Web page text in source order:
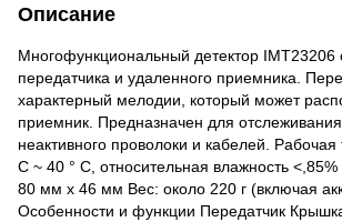
Описание
Многофункциональный детектор IMT23206
передатчика и удаленного приемника.
характерный мелодии, который может
приемник. Предназначен для
неактивного проволоки и кабелей.
C ~ 40 ° C, относительная влажность
80 мм х 46 мм Вес: около 220 г (включая
Особенности и функции Передатчик